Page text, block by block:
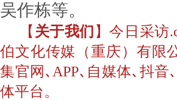
吴作栋等。
【 关于我们 】今日采访
伯文化传媒（重庆）有限
集官网､APP､自媒体､抖
体平台。